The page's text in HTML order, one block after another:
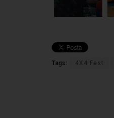
Tags: 4X4 Fest